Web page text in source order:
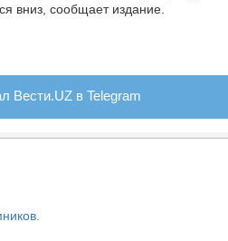
вниз, сообщает издание.
Вести.UZ в Telegram